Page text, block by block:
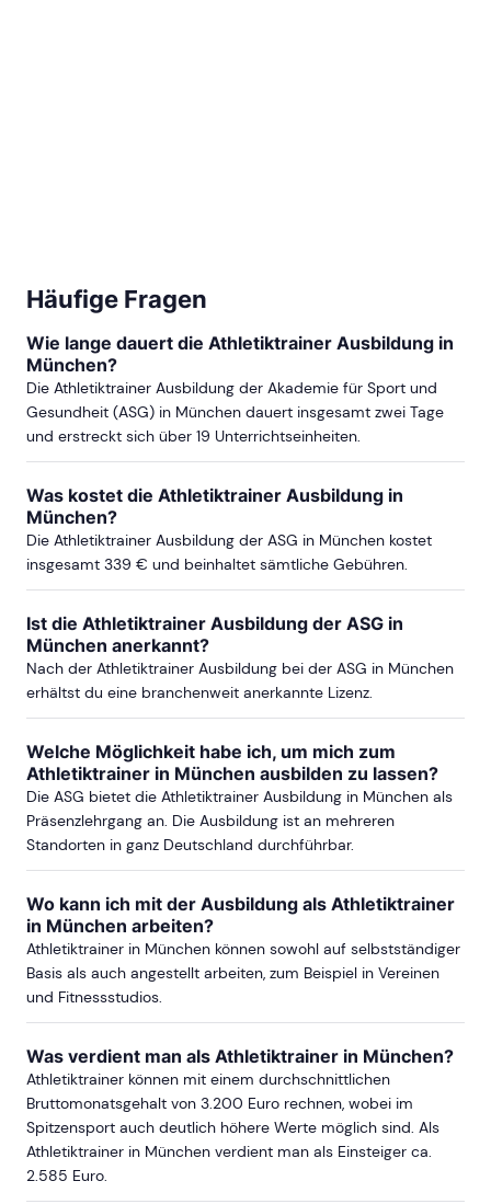
Häufige Fragen
Wie lange dauert die Athletiktrainer Ausbildung in
München?
Die Athletiktrainer Ausbildung der Akademie für Sport und
Gesundheit (ASG) in München dauert insgesamt zwei Tage
und erstreckt sich über 19 Unterrichtseinheiten.
Was kostet die Athletiktrainer Ausbildung in
München?
Die Athletiktrainer Ausbildung der ASG in München kostet
insgesamt 339 € und beinhaltet sämtliche Gebühren.
Ist die Athletiktrainer Ausbildung der ASG in
München anerkannt?
Nach der Athletiktrainer Ausbildung bei der ASG in München
erhältst du eine branchenweit anerkannte Lizenz.
Welche Möglichkeit habe ich, um mich zum
Athletiktrainer in München ausbilden zu lassen?
Die ASG bietet die Athletiktrainer Ausbildung in München als
Präsenzlehrgang an. Die Ausbildung ist an mehreren
Standorten in ganz Deutschland durchführbar.
Wo kann ich mit der Ausbildung als Athletiktrainer
in München arbeiten?
Athletiktrainer in München können sowohl auf selbstständiger
Basis als auch angestellt arbeiten, zum Beispiel in Vereinen
und Fitnessstudios.
Was verdient man als Athletiktrainer in München?
Athletiktrainer können mit einem durchschnittlichen
Bruttomonatsgehalt von 3.200 Euro rechnen, wobei im
Spitzensport auch deutlich höhere Werte möglich sind. Als
Athletiktrainer in München verdient man als Einsteiger ca.
2.585 Euro.